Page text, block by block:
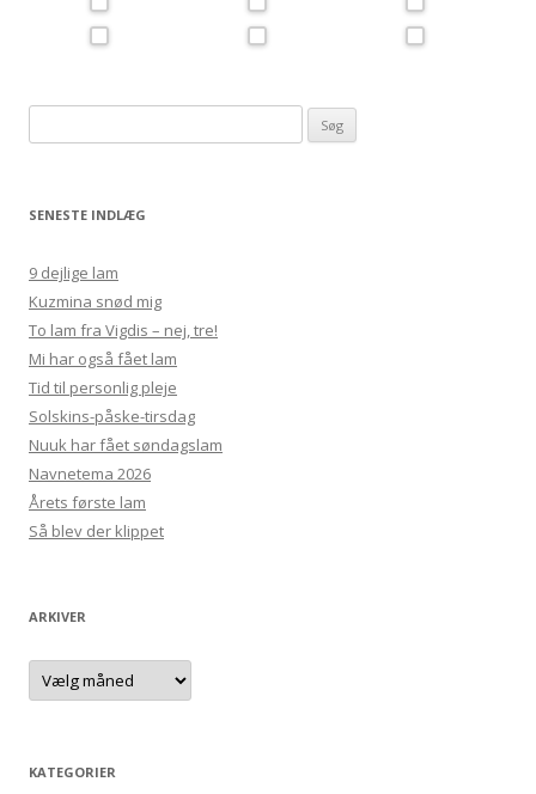
efter:
SENESTE INDLÆG
9 dejlige lam
Kuzmina snød mig
To lam fra Vigdis – nej, tre!
Mi har også fået lam
Tid til personlig pleje
Solskins-påske-tirsdag
Nuuk har fået søndagslam
Navnetema 2026
Årets første lam
Så blev der klippet
ARKIVER
Arkiver
KATEGORIER